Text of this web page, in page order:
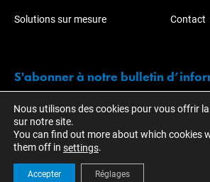
Solutions sur mesure Contact
S'abonner à notre bulletin
Restez informé des actions et
Nous utilisons des cookies pour vous offrir
sur notre site.
You can find out more about which cookies
them off in settings.
Accepter Réglages